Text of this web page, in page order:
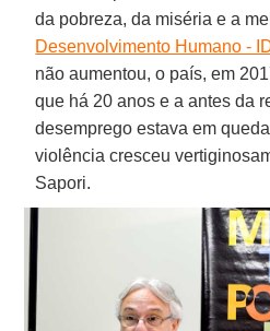
da pobreza, da miséria e a
Desenvolvimento Humano -
não aumentou, o país, em
que há 20 anos e a antes da
desemprego estava em
violência cresceu
Sapori.